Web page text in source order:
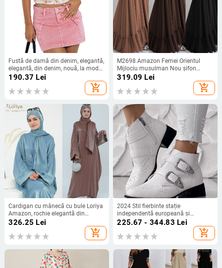
Fustă de damă din denim, elegantă,
elegantă, din denim, nouă, la modă,
pentru femei, din Europa și America,
190.37 Lei
add_shopping_cart
M2698 Amazon Femei Orientul
Mijlociu musulman Nou șifon
culoare solidă curea lungă modă
319.09 Lei
add_shopping_cart
Cardigan cu mânecă cu bule Loriya
Amazon, rochie elegantă din
material strălucitor, colorată, de
326.25 Lei
add_shopping_cart
2024 Stil fierbinte stație
independentă europeană și
americană transfrontalieră Amazon
Aliexpress cu nasturi arse cu laser
și fermoar goale cizme
225.67 - 344.83 Lei
add_shopping_cart